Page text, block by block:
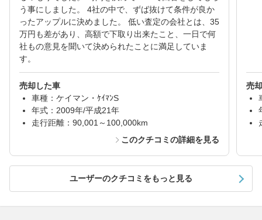
う事にしました。 4社の中で、ずば抜けて条件が良か
ったアップルに決めました。 低い査定の会社とは、35
万円も差があり、高額で下取り出来たこと、一日で何
社もの意見を聞いて決められたことに満足していま
す。
売却した車
車種：ケイマン・ｹｲﾏﾝS
年式：2009年/平成21年
走行距離：90,001～100,000km
このクチコミの詳細を見る
売
ユーザーのクチコミをもっと見る